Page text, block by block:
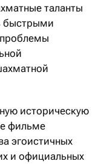
таланты
быстрыми
историческую
фильме
эгоистичных
и официальных